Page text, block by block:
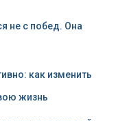
не с побед. Она
как изменить
жизнь